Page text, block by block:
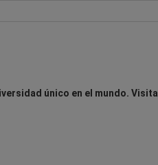
único en el mundo. Visita